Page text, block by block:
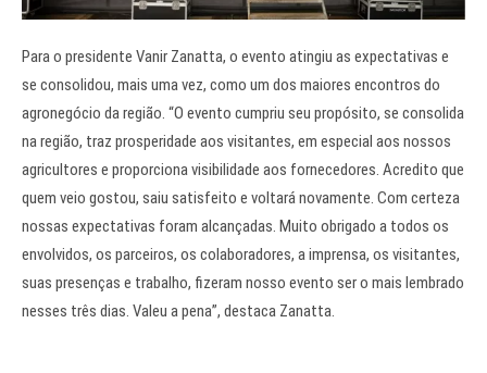
Para o presidente Vanir Zanatta, o evento atingiu as expectativas e
se consolidou, mais uma vez, como um dos maiores encontros do
agronegócio da região. “O evento cumpriu seu propósito, se consolida
na região, traz prosperidade aos visitantes, em especial aos nossos
agricultores e proporciona visibilidade aos fornecedores. Acredito que
quem veio gostou, saiu satisfeito e voltará novamente. Com certeza
nossas expectativas foram alcançadas. Muito obrigado a todos os
envolvidos, os parceiros, os colaboradores, a imprensa, os visitantes,
suas presenças e trabalho, fizeram nosso evento ser o mais lembrado
nesses três dias. Valeu a pena”, destaca Zanatta.